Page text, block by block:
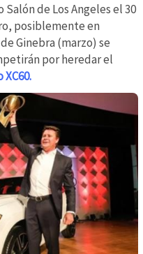
de Los Angeles el 30
posiblemente en
Ginebra (marzo) se
por heredar el